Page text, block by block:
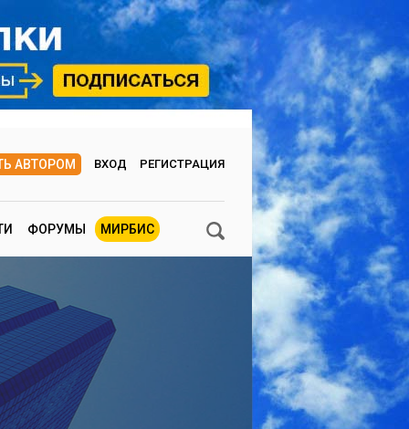
АВТОРОМ ВХОД РЕГИСТРАЦИЯ
ФОРУМЫ МИРБИС